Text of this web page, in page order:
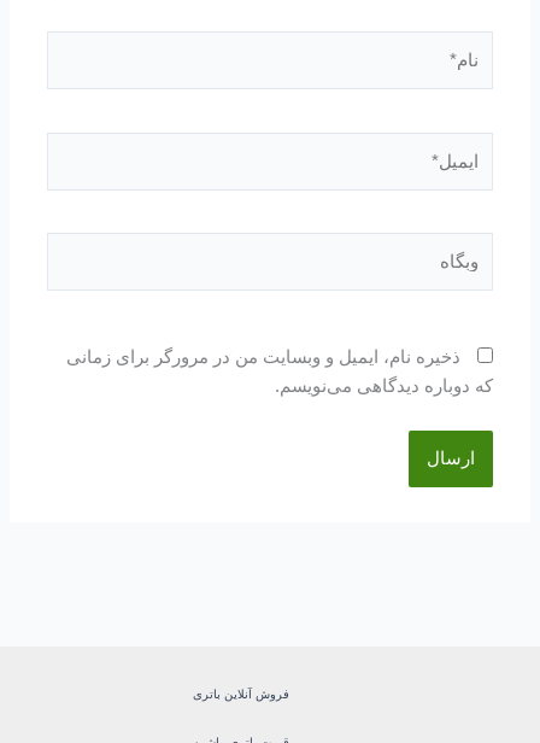
ذخیره نام، ایمیل و وبسایت من در مرورگر برای زمانی
که دوباره دیدگاهی می‌نویسم.
فروش آنلاین باتری